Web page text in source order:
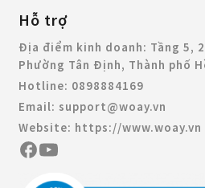
Hỗ trợ
Địa điểm kinh doanh: Tầng 5,
Phường Tân Định, Thành phố
Hotline: 0898884169
Email: support@woay.vn
Website: https://www.woay.vn